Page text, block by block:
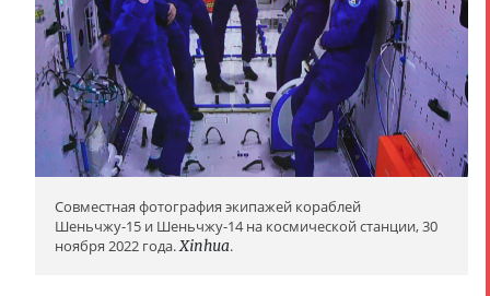
Совместная фотография экипажей кораблей
Шеньчжу-15 и Шеньчжу-14 на космической станции, 30
ноября 2022 года.Xinhua.